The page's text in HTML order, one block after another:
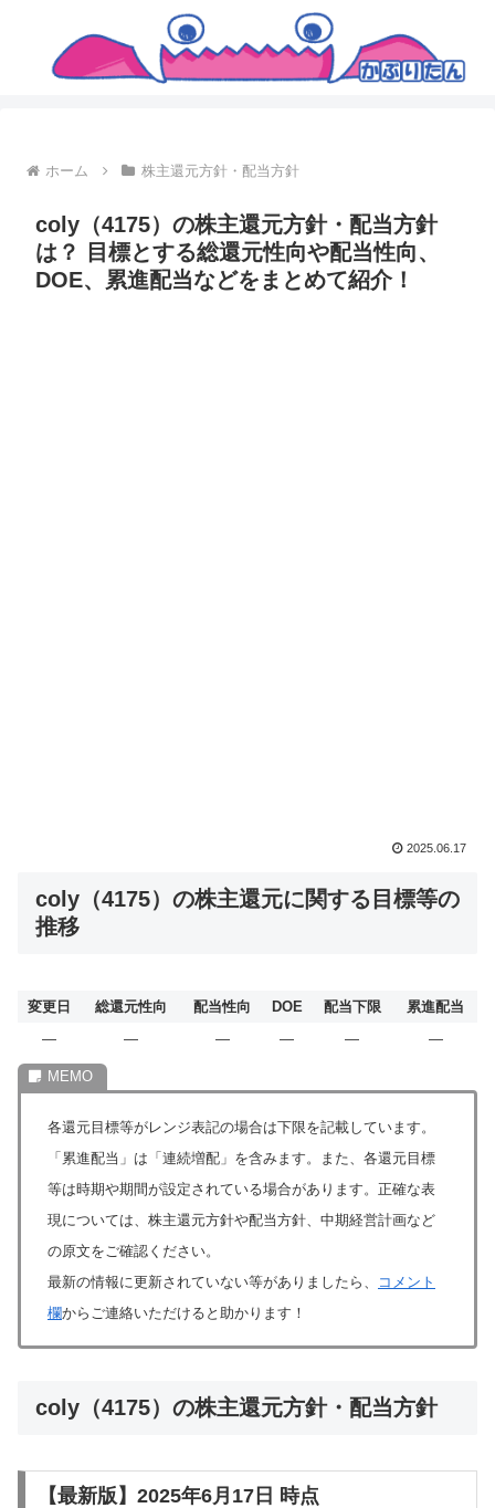
ホーム 株主還元方針・配当方針
coly（4175）の株主還元方針・配当方針
は？ 目標とする総還元性向や配当性向、
DOE、累進配当などをまとめて紹介！
2025.06.17
coly（4175）の株主還元に関する目標等の
推移
変更日 総還元性向 配当性向 DOE 配当下限
累進配当
―
― ― ― ― ―
各還元目標等がレンジ表記の場合は下限を記載しています。
「累進配当」は「連続増配」を含みます。また、各還元目標
等は時期や期間が設定されている場合があります。正確な表
現については、株主還元方針や配当方針、中期経営計画など
の原文をご確認ください。
最新の情報に更新されていない等がありましたら、
コメント
欄からご連絡いただけると助かります！
coly（4175）の株主還元方針・配当方針
【最新版】2025年6月17日 時点